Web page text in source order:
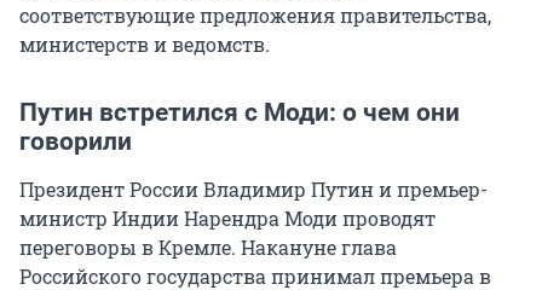
соответствующие предложения правительства,
министерств и ведомств.
Путин встретился с Моди: о чем они
говорили
Президент России Владимир Путин и премьер-
министр Индии Нарендра Моди проводят
переговоры в Кремле. Накануне глава
Российского государства принимал премьера в